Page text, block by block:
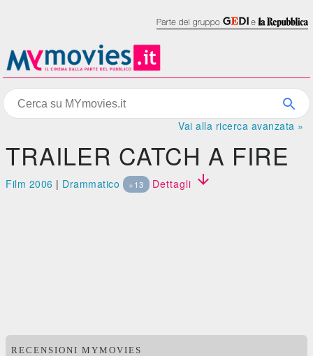
Vai alla ricerca avanzata »
TRAILER CATCH A FIRE
Film 2006 | Drammatico +13 Dettagli 
RECENSIONI MYMOVIES